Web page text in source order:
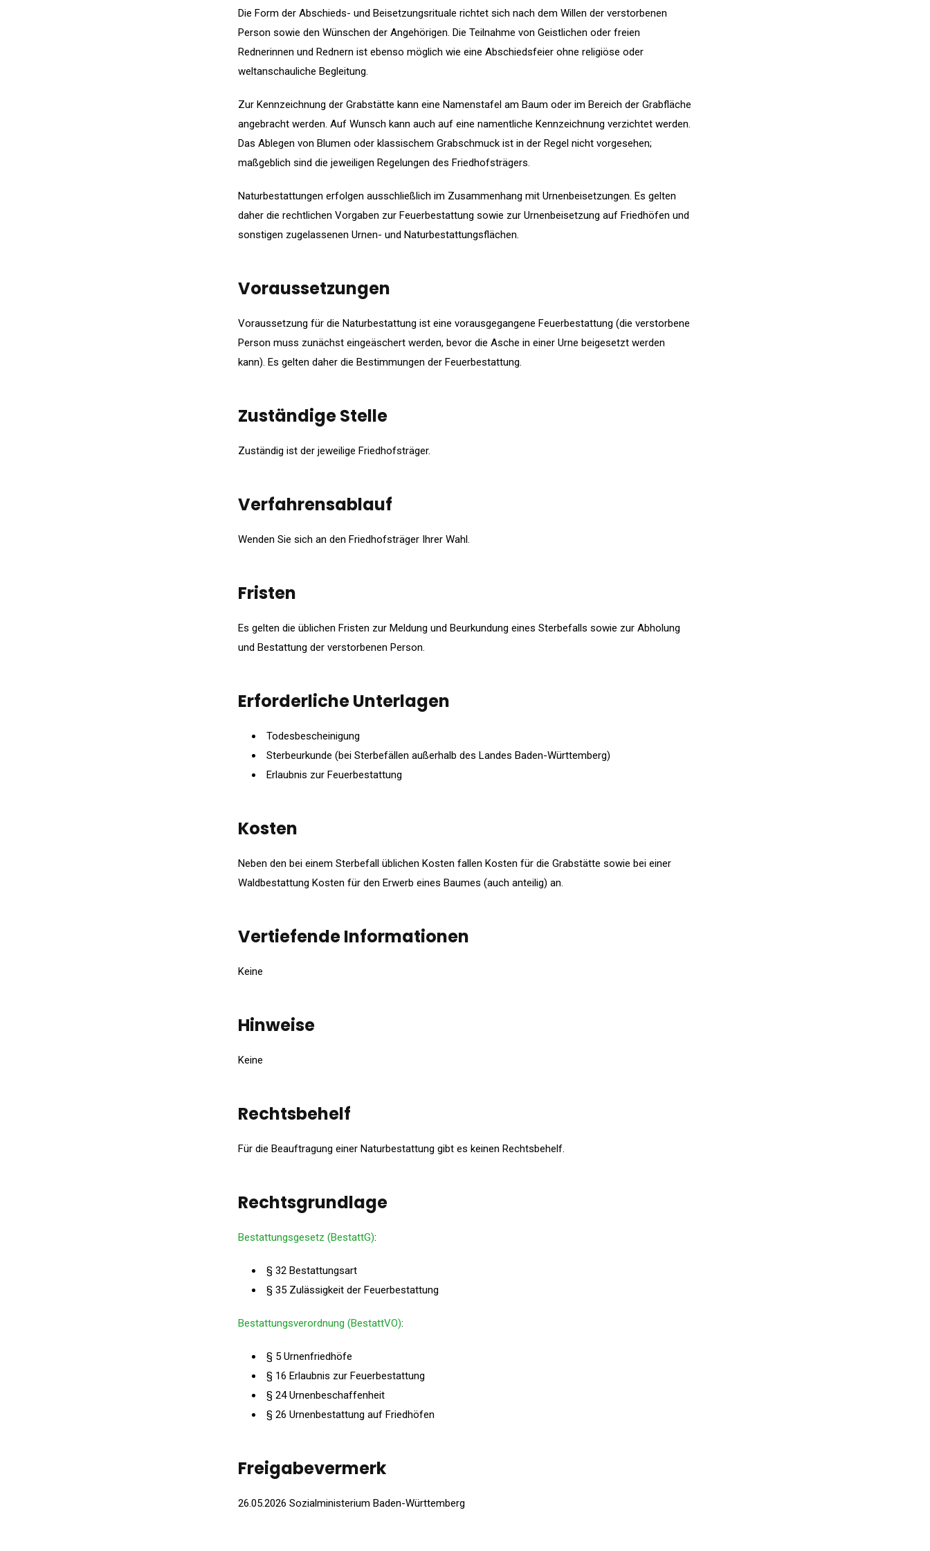
Die Form der Abschieds- und Beisetzungsrituale richtet sich nach dem Willen der verstorbenen
Person sowie den Wünschen der Angehörigen. Die Teilnahme von Geistlichen oder freien
Rednerinnen und Rednern ist ebenso möglich wie eine Abschiedsfeier ohne religiöse oder
weltanschauliche Begleitung.
Zur Kennzeichnung der Grabstätte kann eine Namenstafel am Baum oder im Bereich der Grabfläche
angebracht werden. Auf Wunsch kann auch auf eine namentliche Kennzeichnung verzichtet werden.
Das Ablegen von Blumen oder klassischem Grabschmuck ist in der Regel nicht vorgesehen;
maßgeblich sind die jeweiligen Regelungen des Friedhofsträgers.
Naturbestattungen erfolgen ausschließlich im Zusammenhang mit Urnenbeisetzungen. Es gelten
daher die rechtlichen Vorgaben zur Feuerbestattung sowie zur Urnenbeisetzung auf Friedhöfen und
sonstigen zugelassenen Urnen- und Naturbestattungsflächen.
Voraussetzungen
Voraussetzung für die Naturbestattung ist eine vorausgegangene Feuerbestattung (die verstorbene
Person muss zunächst eingeäschert werden, bevor die Asche in einer Urne beigesetzt werden
kann). Es gelten daher die Bestimmungen der Feuerbestattung.
Zuständige Stelle
Zuständig ist der jeweilige Friedhofsträger.
Verfahrensablauf
Wenden Sie sich an den Friedhofsträger Ihrer Wahl.
Fristen
Es gelten die üblichen Fristen zur Meldung und Beurkundung eines Sterbefalls sowie zur Abholung
und Bestattung der verstorbenen Person.
Erforderliche Unterlagen
Todesbescheinigung
Sterbeurkunde (bei Sterbefällen außerhalb des Landes Baden-Württemberg)
Erlaubnis zur Feuerbestattung
Kosten
Neben den bei einem Sterbefall üblichen Kosten fallen Kosten für die Grabstätte sowie bei einer
Waldbestattung Kosten für den Erwerb eines Baumes (auch anteilig) an.
Vertiefende Informationen
Keine
Hinweise
Keine
Rechtsbehelf
Für die Beauftragung einer Naturbestattung gibt es keinen Rechtsbehelf.
Rechtsgrundlage
Bestattungsgesetz (BestattG):
§ 32 Bestattungsart
§ 35 Zulässigkeit der Feuerbestattung
Bestattungsverordnung (BestattVO):
§ 5 Urnenfriedhöfe
§ 16 Erlaubnis zur Feuerbestattung
§ 24 Urnenbeschaffenheit
§ 26 Urnenbestattung auf Friedhöfen
Freigabevermerk
26.05.2026 Sozialministerium Baden-Württemberg